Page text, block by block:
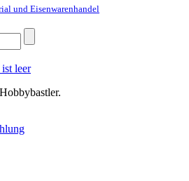
und Eisenwarenhandel
leer